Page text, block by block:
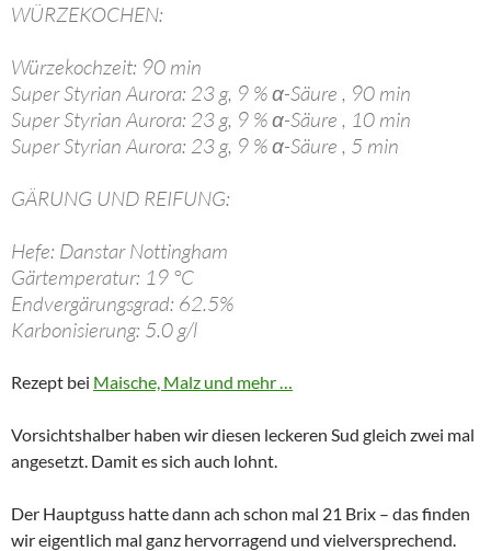
WÜRZEKOCHEN:
Würzekochzeit: 90 min
Super Styrian Aurora: 23 g, 9 % α-Säure , 90 min
Super Styrian Aurora: 23 g, 9 % α-Säure , 10 min
Super Styrian Aurora: 23 g, 9 % α-Säure , 5 min
GÄRUNG UND REIFUNG:
Hefe: Danstar Nottingham
Gärtemperatur: 19 °C
Endvergärungsgrad: 62.5%
Karbonisierung: 5.0 g/l
Rezept bei Maische, Malz und mehr …
Vorsichtshalber haben wir diesen leckeren Sud gleich zwei mal
angesetzt. Damit es sich auch lohnt.
Der Hauptguss hatte dann ach schon mal 21 Brix – das finden
wir eigentlich mal ganz hervorragend und vielversprechend.